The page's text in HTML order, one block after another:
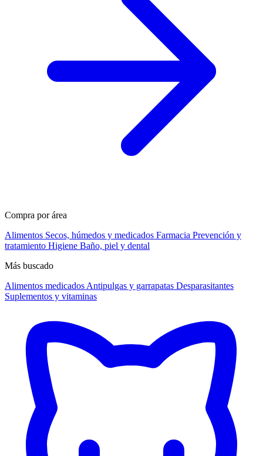
Compra por área
Alimentos Secos, húmedos y medicados Farmacia Prevención y
tratamiento Higiene Baño, piel y dental
Más buscado
Alimentos medicados Antipulgas y garrapatas Desparasitantes
Suplementos y vitaminas